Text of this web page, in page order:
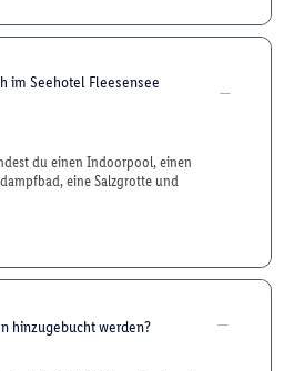
im Seehotel Fleesensee
du einen Indoorpool, einen
eine Salzgrotte und
hinzugebucht werden?